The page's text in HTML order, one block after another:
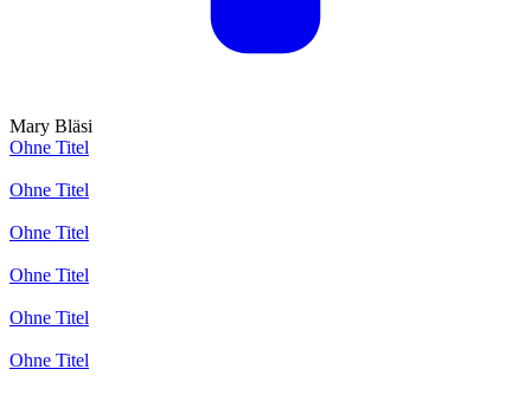
Mary Bläsi
Ohne Titel
Ohne Titel
Ohne Titel
Ohne Titel
Ohne Titel
Ohne Titel